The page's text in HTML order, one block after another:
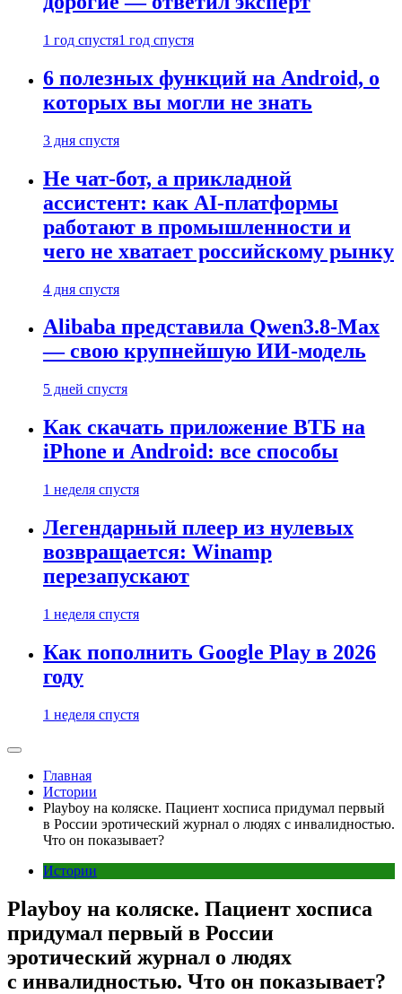
1 год спустя1 год спустя
6 полезных функций на Android, о
которых вы могли не знать
3 дня спустя
Не чат-бот, а прикладной
ассистент: как AI-платформы
работают в промышленности и
чего не хватает российскому рынку
4 дня спустя
Alibaba представила Qwen3.8-Max
— свою крупнейшую ИИ-модель
5 дней спустя
Как скачать приложение ВТБ на
iPhone и Android: все способы
1 неделя спустя
Легендарный плеер из нулевых
возвращается: Winamp
перезапускают
1 неделя спустя
Как пополнить Google Play в 2026
году
1 неделя спустя
Главная
Истории
Playboy на коляске. Пациент хосписа придумал первый
в России эротический журнал о людях с инвалидностью.
Что он показывает?
Истории
Playboy на коляске. Пациент хосписа
придумал первый в России
эротический журнал о людях
с инвалидностью. Что он показывает?